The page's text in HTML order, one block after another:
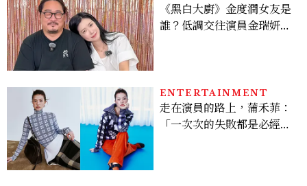
《黑白大廚》金度潤女友是
誰？低調交往演員金瑞妍、
ENTERTAINMENT
走在演員的路上，蒲禾菲：
「一次次的失敗都是必經過